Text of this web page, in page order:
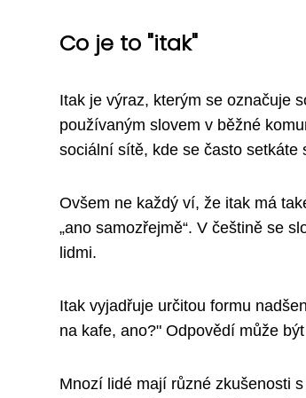
Co je to "itak"
Itak je výraz, kterým se označuje
používaným slovem v běžné
sociální sítě, kde se často setkáte
Ovšem ne každý ví, že itak má
„ano samozřejmě“. V češtině se
lidmi.
Itak vyjadřuje určitou formu
na kafe, ano?" Odpovědí může
Mnozí lidé mají různé zkušenosti